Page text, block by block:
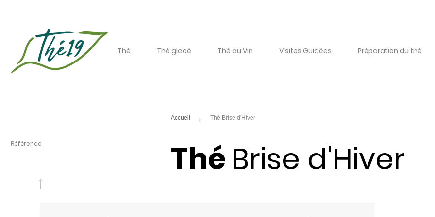
Thé Thé glacé Thé au Vin Visites Guidées Préparation du thé
Thé Brise d'Hiver
Référence